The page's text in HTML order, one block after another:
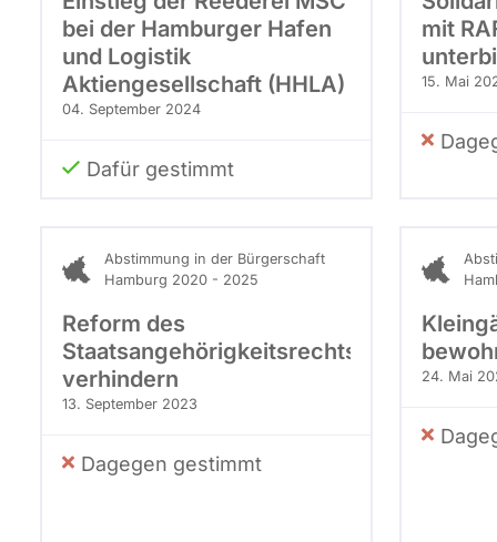
bei der Hamburger Hafen
und Logistik
Aktiengesellschaft (HHLA)
04. September 2024
Dafür gestimmt
mit
15. Mai
Abstimmung in der Bürgerschaft
Hamburg 2020 - 2025
Reform des
Staatsangehörigkeitsrechts
verhindern
13. September 2023
Dagegen gestimmt
24. Mai